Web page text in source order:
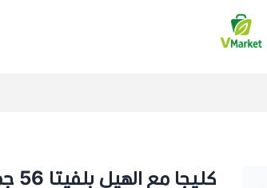
فيلج ماركت | VMarket
كليجا مع الهيل بلفيتا 56 جم